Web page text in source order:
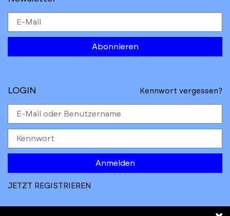
Abonnieren
LOGIN Kennwort vergessen?
Anmelden
JETZT REGISTRIEREN